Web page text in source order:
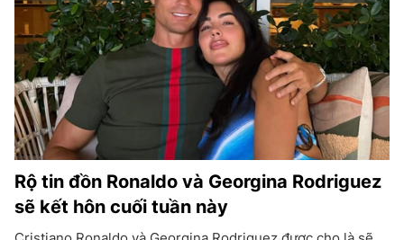
Rộ tin đồn Ronaldo và Georgina Rodriguez
sẽ kết hôn cuối tuần này